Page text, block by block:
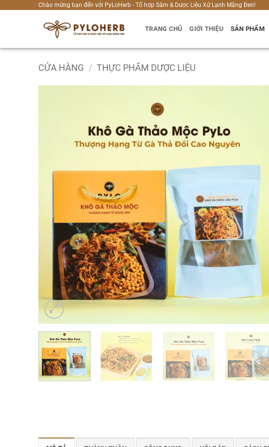
Chào mừng bạn đến với PyLoHerb - Tổ hợp Sâm & Dược Liệu Xứ Lạnh Măng Đen!
TRANG CHỦ GIỚI THIỆU SẢN PHẨM
CỬA HÀNG / THỰC PHẨM DƯỢC LIỆU